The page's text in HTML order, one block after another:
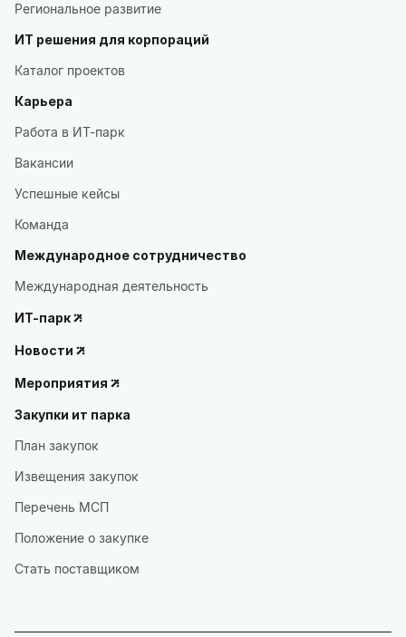
Региональное развитие
ИТ решения для корпораций
Каталог проектов
Карьера
Работа в ИТ-парк
Вакансии
Успешные кейсы
Команда
Международное сотрудничество
Международная деятельность
ИТ-парк
Новости
Мероприятия
Закупки ит парка
План закупок
Извещения закупок
Перечень МСП
Положение о закупке
Стать поставщиком